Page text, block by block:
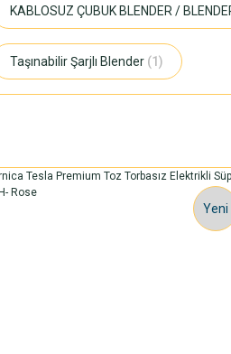
KABLOSUZ ÇUBUK BLENDER /
Taşınabilir Şarjlı Blender (1)
Yeni